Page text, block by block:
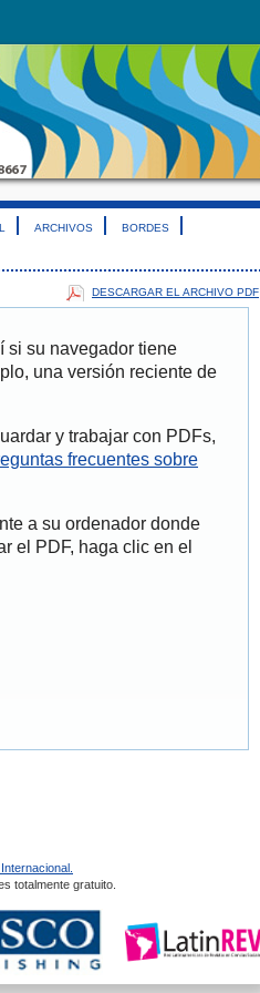
ARCHIVOS BORDES
DESCARGAR EL ARCHIVO PDF
si su navegador tiene
una versión reciente de
y trabajar con PDFs,
frecuentes sobre
a su ordenador donde
el PDF, haga clic en el
totalmente gratuito.